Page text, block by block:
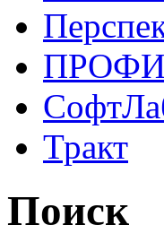
Тракт
Поиск